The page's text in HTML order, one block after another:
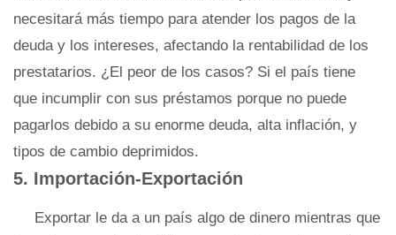
necesitará más tiempo para atender los pagos de la
deuda y los intereses, afectando la rentabilidad de los
prestatarios. ¿El peor de los casos? Si el país tiene
que incumplir con sus préstamos porque no puede
pagarlos debido a su enorme deuda, alta inflación, y
tipos de cambio deprimidos.
5. Importación-Exportación
Exportar le da a un país algo de dinero mientras que